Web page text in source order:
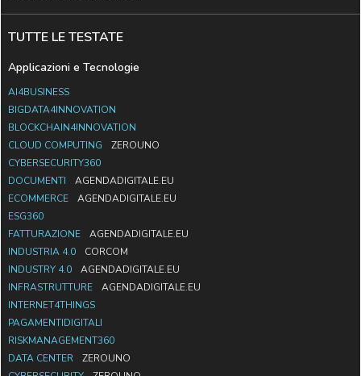
TUTTE LE TESTATE
Applicazioni e Tecnologie
AI4BUSINESS
BIGDATA4INNOVATION
BLOCKCHAIN4INNOVATION
CLOUD COMPUTING
ZEROUNO
CYBERSECURITY360
DOCUMENTI
AGENDADIGITALE.EU
ECOMMERCE
AGENDADIGITALE.EU
ESG360
FATTURAZIONE
AGENDADIGITALE.EU
INDUSTRIA 4.0
CORCOM
INDUSTRY 4.0
AGENDADIGITALE.EU
INFRASTRUTTURE
AGENDADIGITALE.EU
INTERNET4THINGS
PAGAMENTIDIGITALI
RISKMANAGEMENT360
DATA CENTER
ZEROUNO